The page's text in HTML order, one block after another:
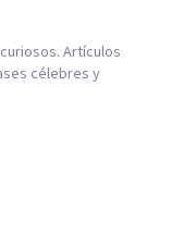
Artículos
célebres y